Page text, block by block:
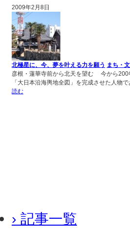
2009年2月8日
北極星に、今、夢を叶える力を願う まち・
彦根・蓮華寺前から北天を望む 今から200
「大日本沿海輿地全図」を完成させた人
読む
› 記事一覧